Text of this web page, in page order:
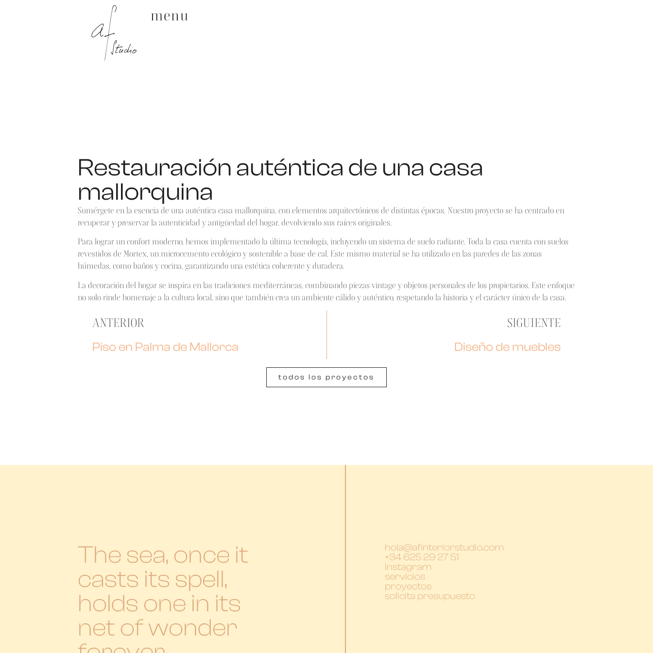
menu
Restauración auténtica de una casa
mallorquina
Sumérgete en la esencia de una auténtica casa mallorquina, con elementos arquitectónicos de distintas épocas. Nuestro proyecto se ha centrado en
recuperar y preservar la autenticidad y antigüedad del hogar, devolviendo sus raíces originales.
Para lograr un confort moderno, hemos implementado la última tecnología, incluyendo un sistema de suelo radiante. Toda la casa cuenta con suelos
revestidos de Mortex, un microcemento ecológico y sostenible a base de cal. Este mismo material se ha utilizado en las paredes de las zonas
húmedas, como baños y cocina, garantizando una estética coherente y duradera.
La decoración del hogar se inspira en las tradiciones mediterráneas, combinando piezas vintage y objetos personales de los propietarios. Este enfoque
no solo rinde homenaje a la cultura local, sino que también crea un ambiente cálido y auténtico, respetando la historia y el carácter único de la casa.
ANTERIOR
Piso en Palma de Mallorca
SIGUIENTE
Diseño de muebles
todos los proyectos
The sea, once it
casts its spell,
holds one in its
net of wonder
hola@afinteriorstudio.com
+34 625 29 27 51
instagram
servicios
proyectos
solicita presupuesto